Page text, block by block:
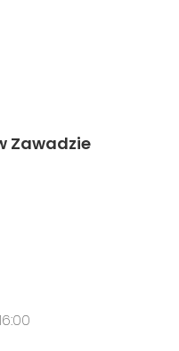
Zawadzie